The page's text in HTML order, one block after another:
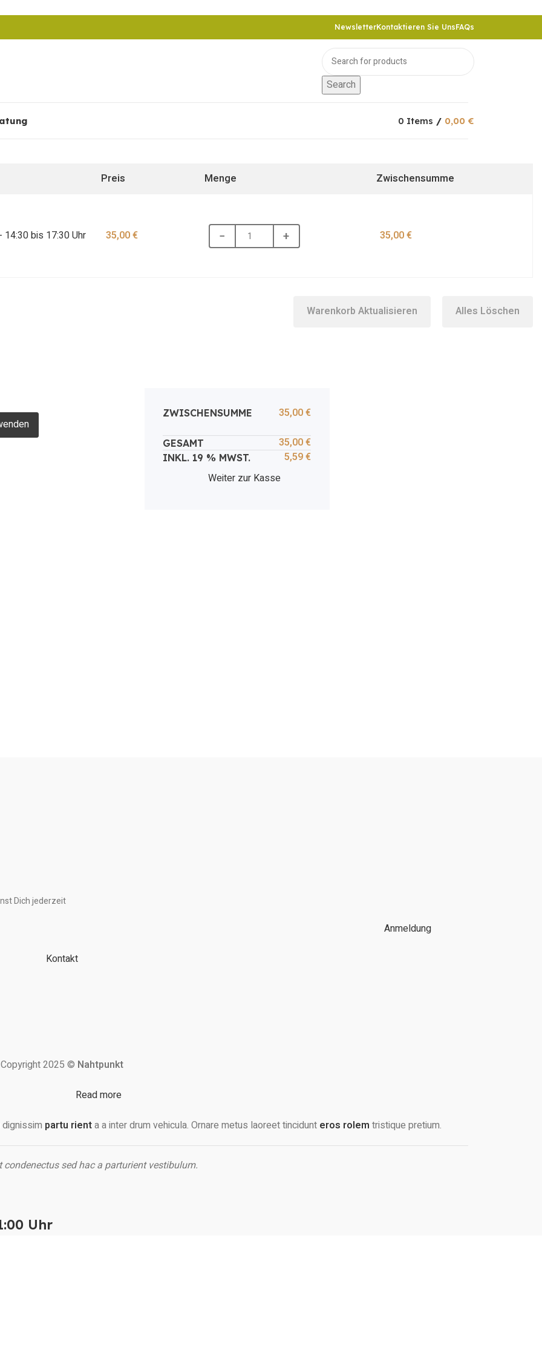
NewsletterKontaktieren Sie UnsFAQs
Search
0 Items / 0,00 €
Preis Menge Zwischensumme
14:30 bis 17:30 Uhr 35,00€ − + 35,00€
Warenkorb Aktualisieren Alles Löschen
ZWISCHENSUMME 35,00€
GESAMT 35,00€
INKL. 19 % MWST. 5,59€
Weiter zur Kasse
Dich jederzeit
Anmeldung
Kontakt
Copyright 2025 © Nahtpunkt
Read more
partu rienta a inter drum vehicula. Ornare metus laoreet tincidunt eros rolem tristique pretium.
sed hac a parturient vestibulum.
Uhr